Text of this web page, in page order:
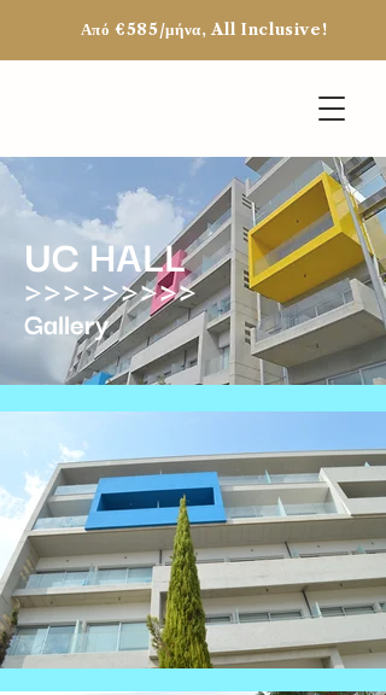
Από €585/μήνα, All Inclusive!
UC HALL
>>>>>>>>>
Gallery